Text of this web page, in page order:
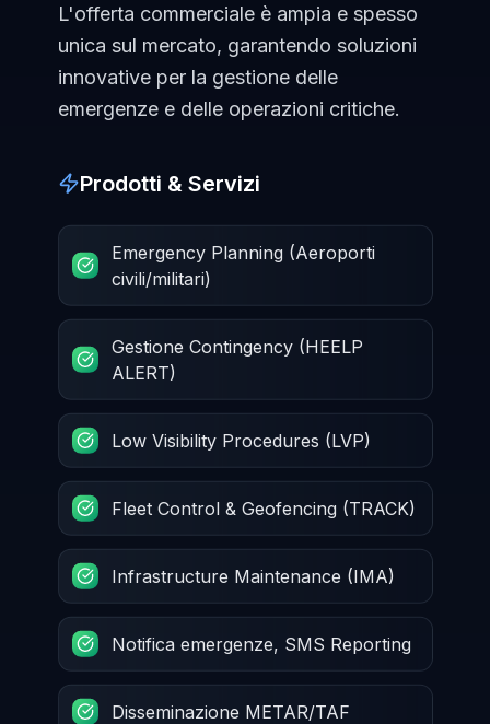
L'offerta commerciale è ampia e spesso
unica sul mercato, garantendo soluzioni
innovative per la gestione delle
emergenze e delle operazioni critiche.
Prodotti & Servizi
Emergency Planning (Aeroporti
civili/militari)
Gestione Contingency (HEELP
ALERT)
Low Visibility Procedures (LVP)
Fleet Control & Geofencing (TRACK)
Infrastructure Maintenance (IMA)
Notifica emergenze, SMS Reporting
Disseminazione METAR/TAF